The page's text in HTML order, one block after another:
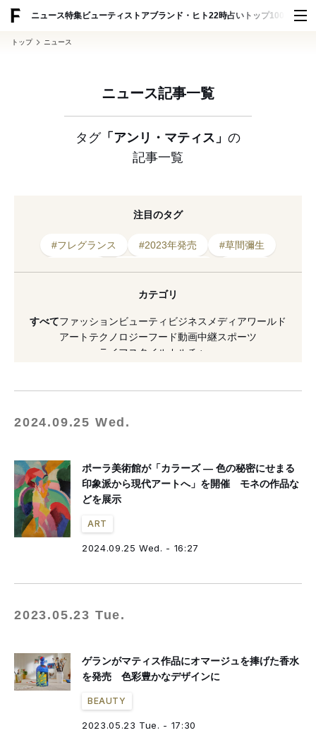
ニュース特集ビューティ ストアブランド・ヒト22時占い トップ100 スナッ
トップ ニュース
ニュース記事一覧
タグ「アンリ・マティス」 の
記事一覧
注目のタグ
#フレグランス #2023年発売
#草間彌生
#ヴォルフガング・ティルマンス
#限定発売
#コラボレーション
#モネ
カテゴリ
すべてファッションビューティ ビジネス メディアワールド
アート テクノロジーフード動画中継スポーツ
ライフスタイル
カルチャー
2024.09.25 Wed.
ポーラ美術館が「カラーズ ― 色の秘密にせまる
印象派から現代アートへ」を開催 モネの作品な
どを展示
ART
2024.09.25 Wed. - 16:27
2023.05.23 Tue.
ゲランがマティス作品にオマージュを捧げた香水
を発売 色彩豊かなデザインに
BEAUTY
2023.05.23 Tue. - 17:30